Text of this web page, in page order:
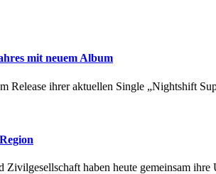
mit neuem Album
Release ihrer aktuellen Single „Nightshift
Zivilgesellschaft haben heute gemeinsam